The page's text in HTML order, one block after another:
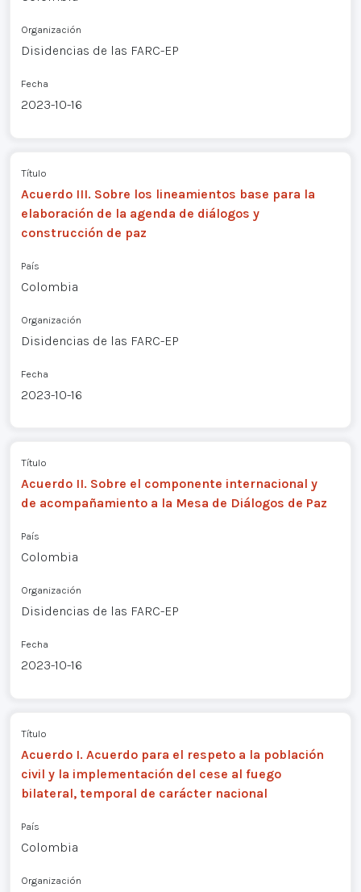
Organización
Disidencias de las FARC-EP
Fecha
2023-10-16
Título
Acuerdo III. Sobre los lineamientos base para la
elaboración de la agenda de diálogos y
construcción de paz
País
Colombia
Organización
Disidencias de las FARC-EP
Fecha
2023-10-16
Título
Acuerdo II. Sobre el componente internacional y
de acompañamiento a la Mesa de Diálogos de Paz
País
Colombia
Organización
Disidencias de las FARC-EP
Fecha
2023-10-16
Título
Acuerdo I. Acuerdo para el respeto a la población
civil y la implementación del cese al fuego
bilateral, temporal de carácter nacional
País
Colombia
Organización